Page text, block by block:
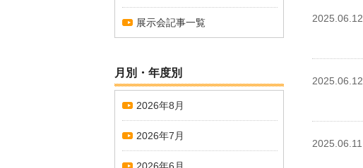
2025.06.12
2025.06.12
2025.06.11
展示会記事一覧
月別・年度別
2026年8月
2026年7月